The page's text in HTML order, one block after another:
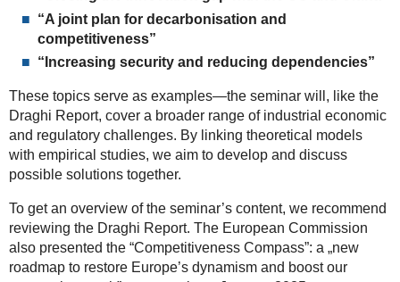
“A joint plan for decarbonisation and
competitiveness”
“Increasing security and reducing dependencies”
These topics serve as examples—the seminar will, like the
Draghi Report, cover a broader range of industrial economic
and regulatory challenges. By linking theoretical models
with empirical studies, we aim to develop and discuss
possible solutions together.
To get an overview of the seminar’s content, we recommend
reviewing the Draghi Report. The European Commission
also presented the “Competitiveness Compass”: a „new
roadmap to restore Europe’s dynamism and boost our